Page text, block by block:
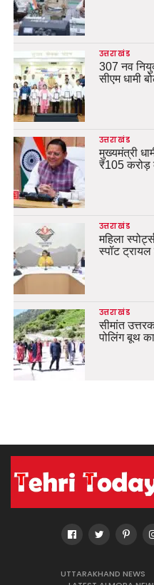
उत्तराखंड
307 नव
सीएम धामी
उत्तराखंड
मुख्यमंत्री
₹105 करोड़
उत्तराखंड
महिला
स्पॉट
उत्तराखंड
सीमांत
पोलिंग बूथ
UTTARAKHAND NEWS